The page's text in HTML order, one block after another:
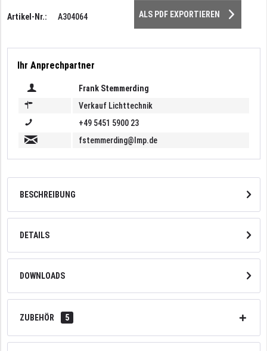
Artikel-Nr.: A304064 ALS PDF EXPORTIEREN
Ihr Anprechpartner
Frank Stemmerding
Verkauf Lichttechnik
+49 5451 5900 23
fstemmerding@lmp.de
BESCHREIBUNG
DETAILS
DOWNLOADS
ZUBEHÖR 5